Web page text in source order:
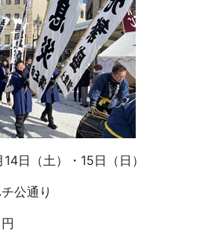
（土）・15日（日）
公通り